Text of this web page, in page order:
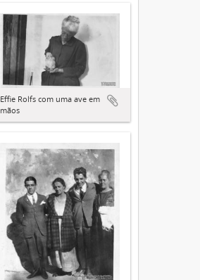
Effie Rolfs com uma ave em
mãos